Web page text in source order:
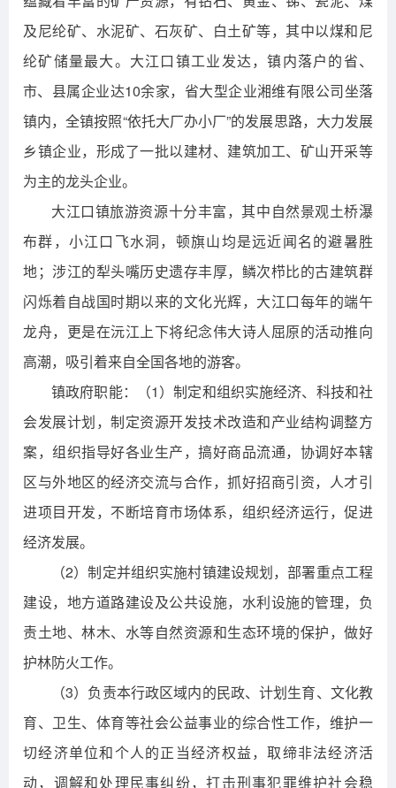
及尼纶矿、水泥矿、石灰矿、白土矿等，其中以煤和尼
纶矿储量最大。大江口镇工业发达，镇内落户的省、
市、县属企业达10余家，省大型企业湘维有限公司坐落
镇内，全镇按照“依托大厂办小厂”的发展思路，大力发展
乡镇企业，形成了一批以建材、建筑加工、矿山开采等
为主的龙头企业。
大江口镇旅游资源十分丰富，其中自然景观土桥瀑
布群，小江口飞水洞，顿旗山均是远近闻名的避暑胜
地；涉江的犁头嘴历史遗存丰厚，鳞次栉比的古建筑群
闪烁着自战国时期以来的文化光辉，大江口每年的端午
龙舟，更是在沅江上下将纪念伟大诗人屈原的活动推向
高潮，吸引着来自全国各地的游客。
镇政府职能：（1）制定和组织实施经济、科技和社
会发展计划，制定资源开发技术改造和产业结构调整方
案，组织指导好各业生产，搞好商品流通，协调好本辖
区与外地区的经济交流与合作，抓好招商引资，人才引
进项目开发，不断培育市场体系，组织经济运行，促进
经济发展。
（2）制定并组织实施村镇建设规划，部署重点工程
建设，地方道路建设及公共设施，水利设施的管理，负
责土地、林木、水等自然资源和生态环境的保护，做好
护林防火工作。
（3）负责本行政区域内的民政、计划生育、文化教
育、卫生、体育等社会公益事业的综合性工作，维护一
切经济单位和个人的正当经济权益，取缔非法经济活
动，调解和处理民事纠纷，打击刑事犯罪维护社会稳